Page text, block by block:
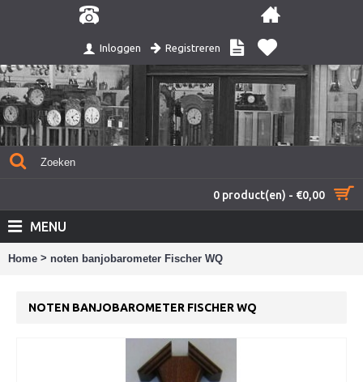
Inloggen Registreren
0 product(en) - €0,00
MENU
Home > noten banjobarometer Fischer WQ
NOTEN BANJOBAROMETER FISCHER WQ